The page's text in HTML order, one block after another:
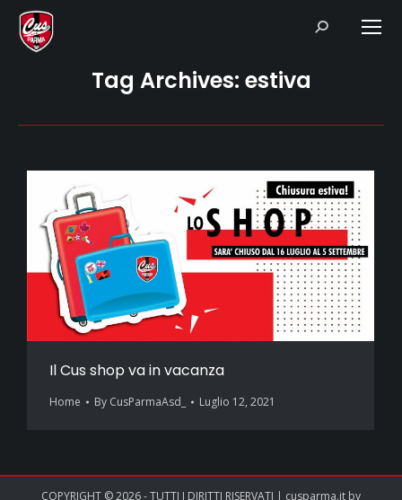
Search:
Tag Archives: estiva
Il Cus shop va in vacanza
Home By CusParmaAsd_ Luglio 12, 2021
COPYRIGHT © 2026 - TUTTI I DIRITTI RISERVATI | cusparma.it by